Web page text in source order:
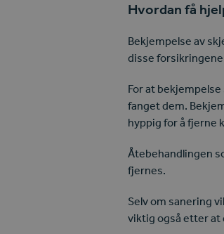
Hvordan få
Bekjempelse av
disse
For at
fanget dem.
hyppig for å fjerne
Åtebehandlingen
fjernes.
Selv om sanering
viktig også etter at